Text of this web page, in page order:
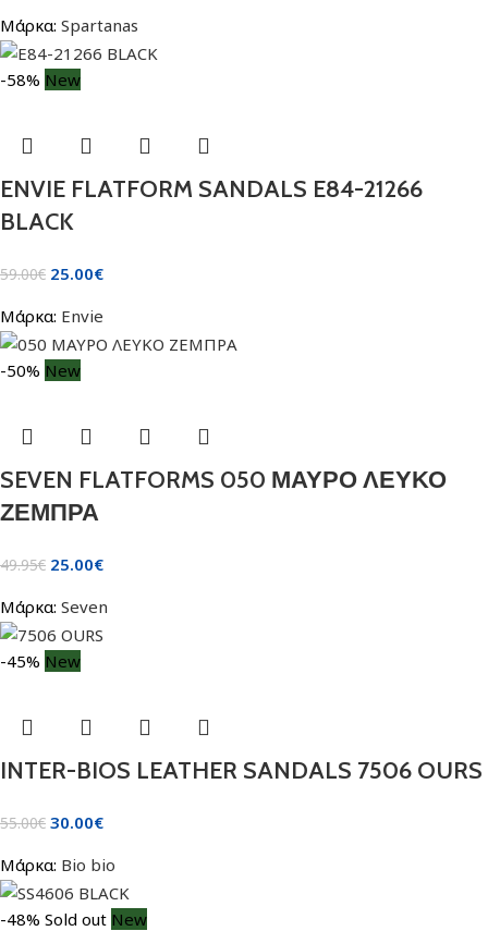
Μάρκα: Spartanas
-58% New
ENVIE FLATFORM SANDALS E84-21266
BLACK
59.00€ 25.00€
Μάρκα: Envie
-50% New
SEVEN FLATFORMS 050 ΜΑΥΡΟ ΛΕΥΚΟ
ΖΕΜΠΡΑ
49.95€ 25.00€
Μάρκα: Seven
-45% New
INTER-BIOS LEATHER SANDALS 7506 OURS
55.00€ 30.00€
Μάρκα: Bio bio
-48% Sold out New